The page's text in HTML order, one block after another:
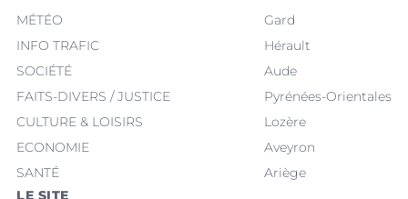
MÉTÉO
INFO TRAFIC
SOCIÉTÉ
FAITS-DIVERS / JUSTICE
CULTURE & LOISIRS
ECONOMIE
SANTÉ
Gard
Hérault
Aude
Pyrénées-Orientales
Lozère
Aveyron
Ariège
LE SITE